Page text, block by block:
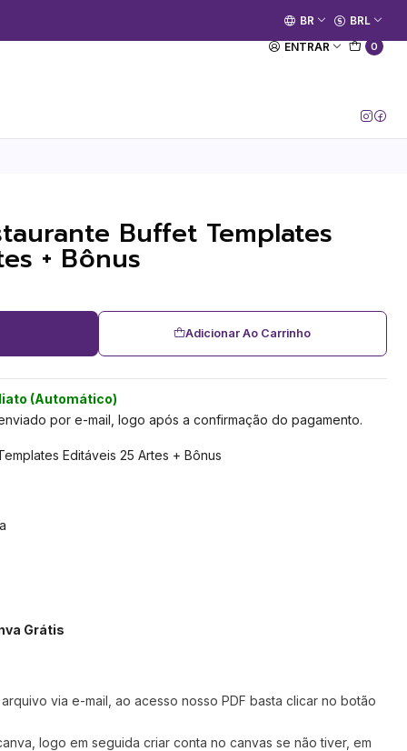
ENTRAR 0
[Entrar no Canal]
BR BRL
Buffet Templates
+ Bônus
Adicionar Ao Carrinho
(Automático)
por e-mail, logo após a confirmação do pagamento.
Editáveis 25 Artes + Bônus
Grátis
via e-mail, ao acesso nosso PDF basta clicar no botão
logo em seguida criar conta no canvas se não tiver, em